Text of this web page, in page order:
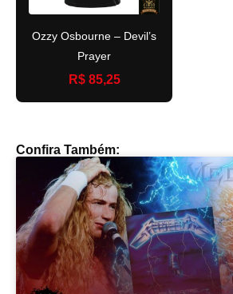
Ozzy Osbourne – Devil’s
Prayer
R$ 85,25
Confira Também: